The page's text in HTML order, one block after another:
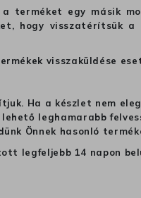
egy másik
hogy visszatérítsük
visszaküldése
Ha a készlet nem
leghamarabb
Önnek hasonló
legfeljebb 14 napon